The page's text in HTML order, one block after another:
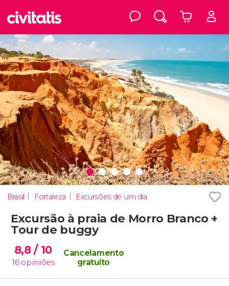
Brasil Fortaleza Excursões de um dia
Excursão à praia de Morro Branco +
Tour de buggy
8,8/ 10
16 opiniões
Cancelamento
gratuito